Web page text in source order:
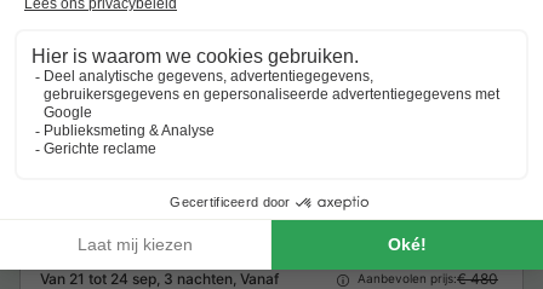
4 Slaapkamers
Wi-Fi toegang Koffiezetapparaat Vaatwasser Vriezer
Van 21 tot 24 sep, 3 nachten, Vanaf
Aanbevolen prijs:€ 480